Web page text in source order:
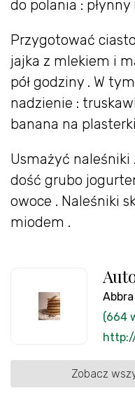
do polania : płynny
Przygotować
jajka z mlekiem i
pół godziny . W
nadzienie :
banana na
Usmażyć naleśniki
dość grubo
owoce . Naleśniki
miodem .
Abbra
(664
Zobacz